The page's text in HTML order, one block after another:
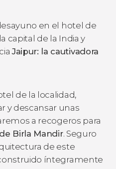
en el hotel de
capital de la India y
Jaipur: la cautivadora
de la localidad,
y descansar unas
a recogeros para
Birla Mandir. Seguro
de este
íntegramente